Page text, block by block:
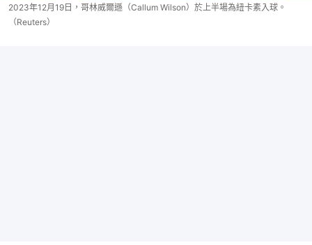
2023年12月19日，哥林威爾遜（Callum Wilson）於上半場為紐卡素入球。
（Reuters）